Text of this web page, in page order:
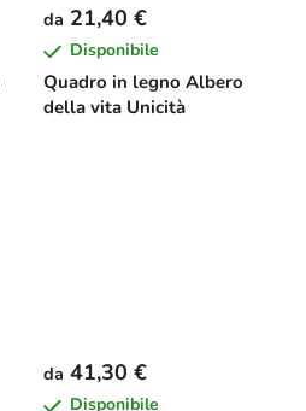
Quadro in legno Albero
della vita Unicità
da 21,40 €
Disponibile
da 41,30 €
Disponibile